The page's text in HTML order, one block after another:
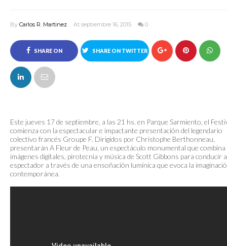
By Carlos R. Martinez At septiembre 16, 2015 0
SHARE ON
FACEBOOK
SHARE ON TWITTER
Este jueves 17 de septiembre, a las 21 hs. en Parque Sarmiento, el
comienza con la espectacular e impactante presentación del legendario
colectivo francés Groupe F. Dirigidos por Christophe Berthonneau,
presentarán A Fleur de Peau, un espectáculo monumental que combina
imágenes digitales, pirotecnia y música de Scott Gibbons para conducir
espectador a través de una ensoñación lumínica que evoca la
contemporánea.